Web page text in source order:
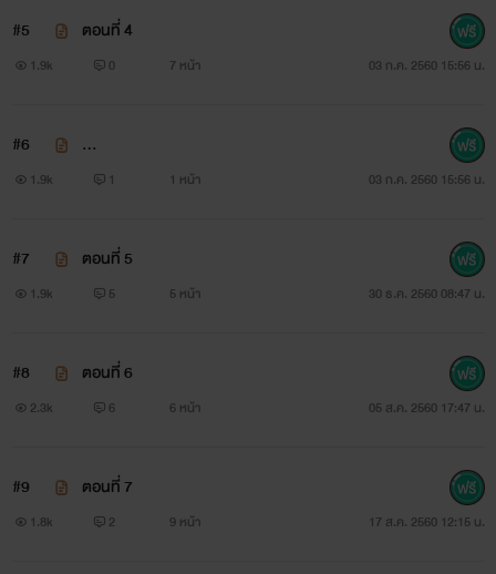
￼
#5 ตอนที่ 4
1.9k 0 7 หน้า 03 ก.ค. 2560 15:56 น.
#6 ...
1.9k 1 1 หน้า 03 ก.ค. 2560 15:56 น.
#7 ตอนที่ 5
1.9k 5 5 หน้า 30 ธ.ค. 2560 08:47 น.
#8 ตอนที่ 6
2.3k 6 6 หน้า 05 ส.ค. 2560 17:47 น.
#9 ตอนที่ 7
1.8k 2 9 หน้า 17 ส.ค. 2560 12:15 น.